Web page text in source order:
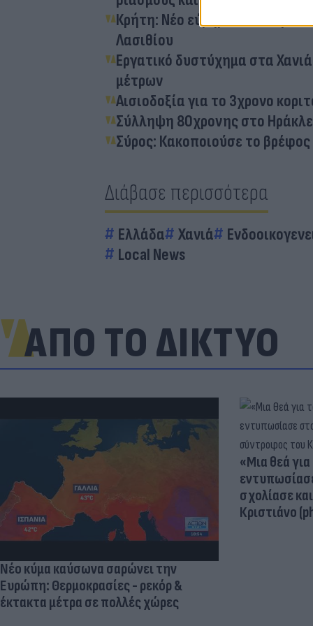
Κρήτη: Νέο εύρημα που
Λασιθίου
Εργατικό δυστύχημα στα
μέτρων
Αισιοδοξία για το 3χρονο
Σύλληψη 80χρονης στο
Σύρος: Κακοποιούσε το
Διάβασε περισσότερα
Ελλάδα Χανιά
Local News
ΑΠΟ ΤΟ ΔΙΚΤΥΟ
Νέο κύμα καύσωνα σαρώνει την
Ευρώπη: Θερμοκρασίες - ρεκόρ &
έκτακτα μέτρα σε πολλές χώρες
«Μια θεά
σχολίασε
Κριστιάνο